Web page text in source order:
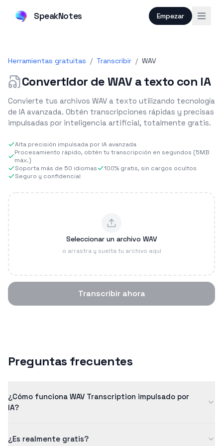
SpeakNotes Empezar
Herramientas gratuitas / Transcribir / WAV
Convertidor de WAV a texto con IA
Convierte tus archivos WAV a texto utilizando tecnología
de IA avanzada. Obtén transcripciones rápidas y precisas
impulsadas por inteligencia artificial, totalmente gratis.
Alta precisión impulsada por IA avanzada
Procesamiento rápido, obtén tu transcripción en segundos (5MB
máx.)
Soporta más de 50 idiomas
100% gratis, sin cargos ocultos
Seguro y confidencial
Seleccionar un archivo WAV
o arrastra y suelta tu archivo aquí
Transcribir ahora
Preguntas frecuentes
¿Cómo funciona WAV Transcription impulsado por
IA?
avanzada para convertir voz en texto con alta precisión. El
¿Es realmente gratis?